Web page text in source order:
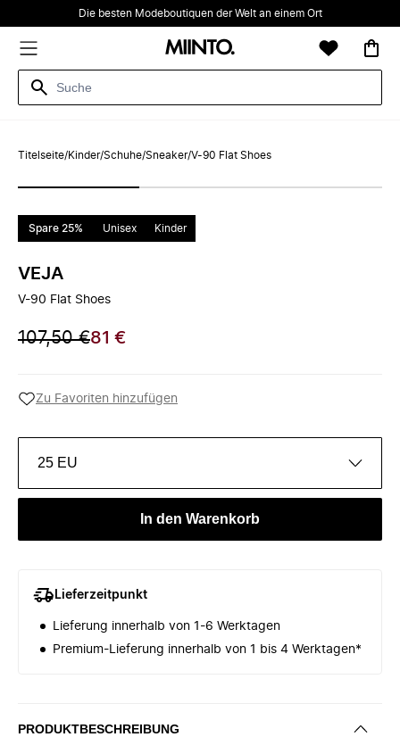
Die besten Modeboutiquen der Welt an einem Ort
Titelseite/Kinder/Schuhe/Sneaker/V-90 Flat Shoes
Spare 25% Unisex Kinder
VEJA
V-90 Flat Shoes
107,50 €81 €
Zu Favoriten hinzufügen
25 EU
In den Warenkorb
Lieferzeitpunkt
Lieferung innerhalb von 1-6 Werktagen
Premium-Lieferung innerhalb von 1 bis 4 Werktagen*
PRODUKTBESCHREIBUNG